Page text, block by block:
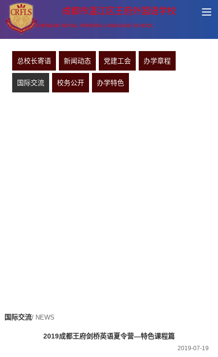
成都市温江区王府外国语学校
CHENGDU ROYAL FOREIGN LANGUAGE SCHOOL
总校长寄语 新闻动态 党建工会 办学章程
国际交流 校务公开 办学特色
国际交流/ NEWS
2019成都王府剑桥英语夏令营—特色课程篇
2019-07-19